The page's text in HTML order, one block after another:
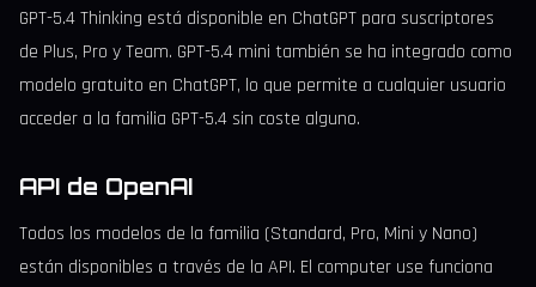
GPT-5.4 Thinking está disponible en ChatGPT para suscriptores
de Plus, Pro y Team. GPT-5.4 mini también se ha integrado como
modelo gratuito en ChatGPT, lo que permite a cualquier usuario
acceder a la familia GPT-5.4 sin coste alguno.
API de OpenAI
Todos los modelos de la familia (Standard, Pro, Mini y Nano)
están disponibles a través de la API. El computer use funciona